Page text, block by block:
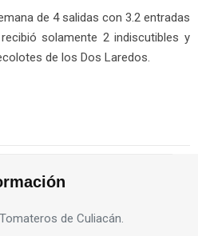
de 4 salidas con 3.2 entradas
solamente 2 indiscutibles y
de los Dos Laredos.
de Culiacán.